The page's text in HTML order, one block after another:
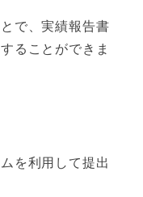
で、実績報告書
ることができま
を利用して提出